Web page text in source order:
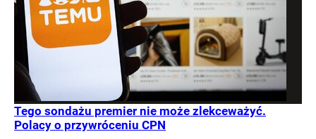
Tego sondażu premier nie może zlekceważyć.
Polacy o przywróceniu CPN